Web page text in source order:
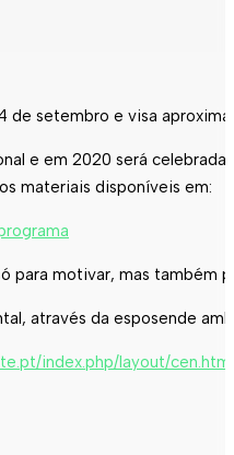
de setembro e visa
e em 2020 será
materiais disponíveis em:
para motivar, mas também
através da esposende
index.php/layout/